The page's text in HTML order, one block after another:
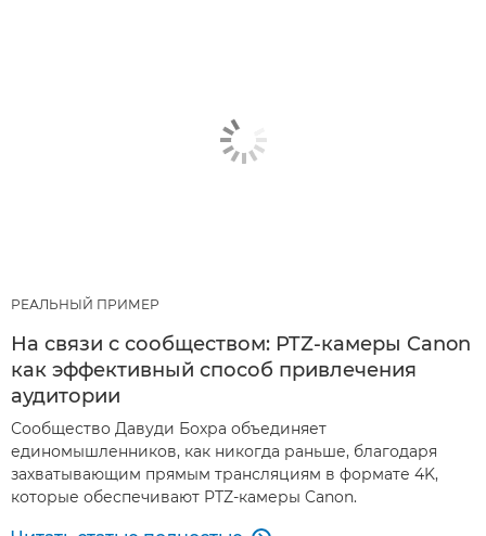
РЕАЛЬНЫЙ ПРИМЕР
На связи с сообществом: PTZ-камеры Canon
как эффективный способ привлечения
аудитории
Сообщество Давуди Бохра объединяет
единомышленников, как никогда раньше, благодаря
захватывающим прямым трансляциям в формате 4K,
которые обеспечивают PTZ-камеры Canon.